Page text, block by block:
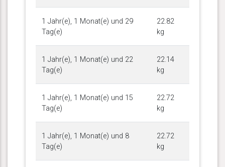
1 Jahr(e), 1 Monat(e) und 29
Tag(e)
22.82
kg
1 Jahr(e), 1 Monat(e) und 22
Tag(e)
22.14
kg
1 Jahr(e), 1 Monat(e) und 15
Tag(e)
22.72
kg
1 Jahr(e), 1 Monat(e) und 8
Tag(e)
22.72
kg